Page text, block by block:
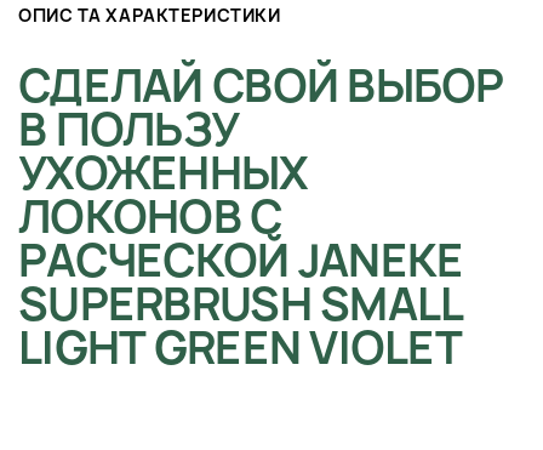
ОПИС ТА ХАРАКТЕРИСТИКИ
СДЕЛАЙ СВОЙ ВЫБОР
В ПОЛЬЗУ
УХОЖЕННЫХ
ЛОКОНОВ С
РАСЧЕСКОЙ JANEKE
SUPERBRUSH SMALL
LIGHT GREEN VIOLET